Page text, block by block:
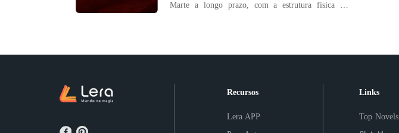
Marte a longo prazo, com a estrutura física do
Recursos
Lera APP
Links
Top Novels